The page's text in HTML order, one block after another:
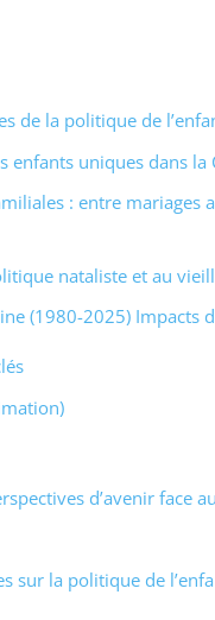
de la politique de
enfants uniques dans
: entre mariages
nataliste et au
(1980-2025) Impacts
d’avenir face
sur la politique de